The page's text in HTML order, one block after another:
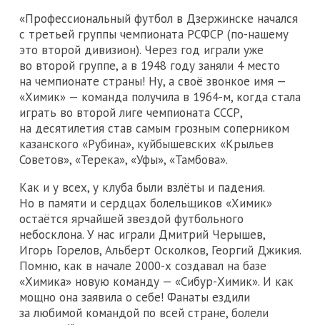
«Профессиональный футбол в Дзержинске начался
с третьей группы чемпионата РСФСР (по-нашему
это второй дивизион). Через год играли уже
во второй группе, а в 1948 году заняли 4 место
на чемпионате страны! Ну, а своё звонкое имя —
«Химик» — команда получила в 1964-м, когда стала
играть во второй лиге чемпионата СССР,
на десятилетия став самым грозным соперником
казанского «Рубина», куйбышевских «Крыльев
Советов», «Терека», «Уфы», «Тамбова».
Как и у всех, у клуба были взлёты и падения.
Но в памяти и сердцах болельщиков «Химик»
остаётся ярчайшей звездой футбольного
небосклона. У нас играли Дмитрий Черышев,
Игорь Горелов, Альберт Осколков, Георгий Джикия.
Помню, как в начале 2000-х создавал на базе
«Химика» новую команду — «Сибур-Химик». И как
мощно она заявила о себе! Фанаты ездили
за любимой командой по всей стране, болели